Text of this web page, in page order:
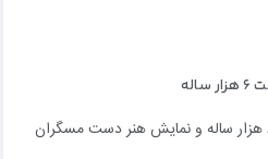
بازار مسگرهای کرمان، با قدمت ۶ هزار ساله و نمایش هنر دست مسگران